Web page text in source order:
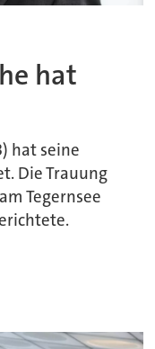
hat
hat seine
Die Trauung
Tegernsee